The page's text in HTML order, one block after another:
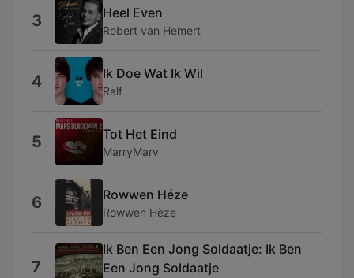
3 Heel Even
Robert van Hemert
4 Ik Doe Wat Ik Wil
Ralf
5 Tot Het Eind
MarryMarv
6 Rowwen Héze
Rowwen Hèze
7
Ik Ben Een Jong Soldaatje: Ik Ben
Een Jong Soldaatje